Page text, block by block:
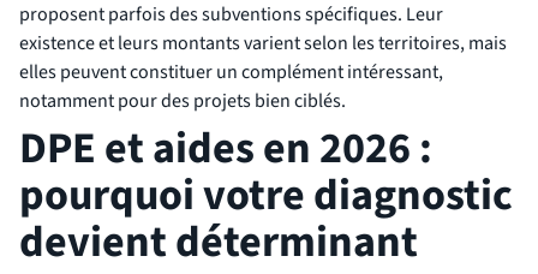
proposent parfois des subventions spécifiques. Leur
existence et leurs montants varient selon les territoires, mais
elles peuvent constituer un complément intéressant,
notamment pour des projets bien ciblés.
DPE et aides en 2026 :
pourquoi votre diagnostic
devient déterminant